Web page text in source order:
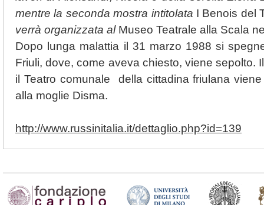
mentre la seconda mostra intitolata I Benois del
verrà organizzata alMuseo Teatrale alla Scala
Dopo lunga malattia il 31 marzo 1988 si
Friuli, dove, come aveva chiesto, viene sepolto.
il Teatro comunale della cittadina friulana
alla moglie Disma.
http://www.russinitalia.it/dettaglio.php?id=139